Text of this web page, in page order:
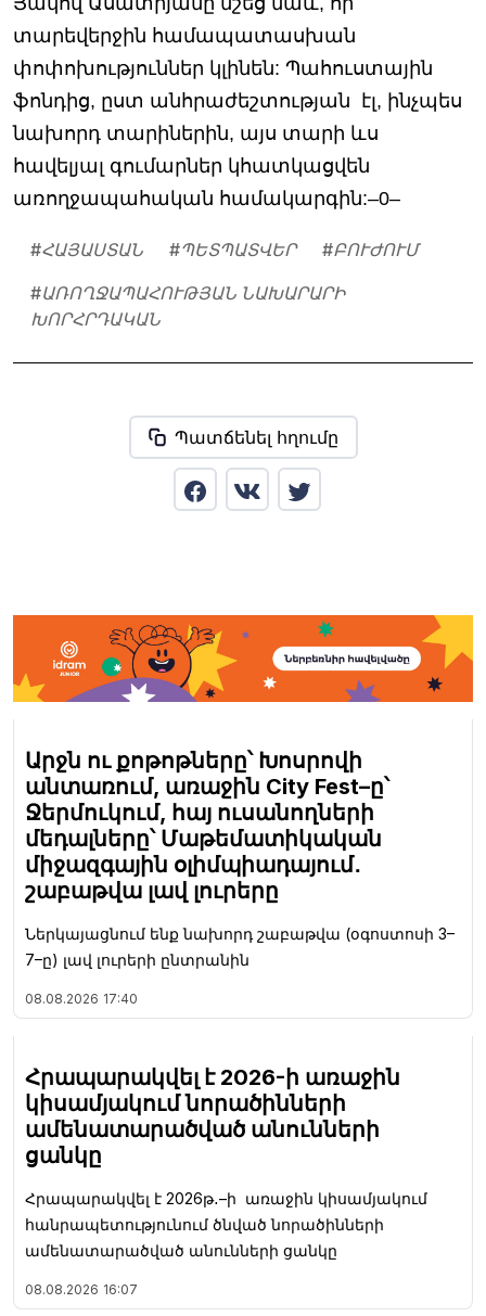
տարեվերջին համապատասխան
փոփոխություններ կլինեն: Պահուստային
ֆոնդից, ըստ անհրաժեշտության էլ, ինչպես
նախորդ տարիներին, այս տարի ևս
հավելյալ գումարներ կհատկացվեն
առողջապահական համակարգին:–0–
#ՀԱՅԱՍՏԱՆ #ՊԵՏՊԱՏՎԵՐ #ԲՈՒԺՈՒՄ
#ԱՌՈՂՋԱՊԱՀՈՒԹՅԱՆ ՆԱԽԱՐԱՐԻ
ԽՈՐՀՐԴԱԿԱՆ
Պատճենել հղումը
Արջն ու քոթոթները՝ Խոսրովի
անտառում, առաջին City Fest–ը՝
Ջերմուկում, հայ ուսանողների
մեդալները՝ Մաթեմատիկական
միջազգային օլիմպիադայում․
շաբաթվա լավ լուրերը
Ներկայացնում ենք նախորդ շաբաթվա (օգոստոսի 3–
7–ը) լավ լուրերի ընտրանին
08.08.2026 17:40
Հրապարակվել է 2026-ի առաջին
կիսամյակում նորածինների
ամենատարածված անունների
ցանկը
Հրապարակվել է 2026թ․–ի առաջին կիսամյակում
հանրապետությունում ծնված նորածինների
ամենատարածված անունների ցանկը
08.08.2026 16:07